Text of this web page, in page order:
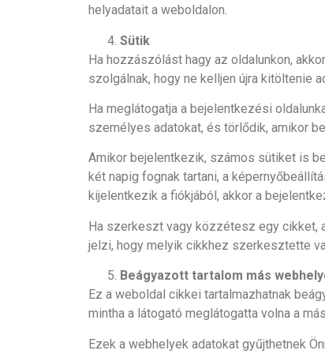
helyadatait a weboldalon.
Sütik
Ha hozzászólást hagy az oldalunkon,
szolgálnak, hogy ne kelljen újra kitöltenie
Ha meglátogatja a bejelentkezési
személyes adatokat, és törlődik, amikor
Amikor bejelentkezik, számos sütiket is
két napig fognak tartani, a
kijelentkezik a fiókjából, akkor a
Ha szerkeszt vagy közzétesz egy cikket,
jelzi, hogy melyik cikkhez szerkesztette
Beágyazott tartalom más
Ez a weboldal cikkei tartalmazhatnak
mintha a látogató meglátogatta volna a
Ezek a webhelyek adatokat gyűjthetnek